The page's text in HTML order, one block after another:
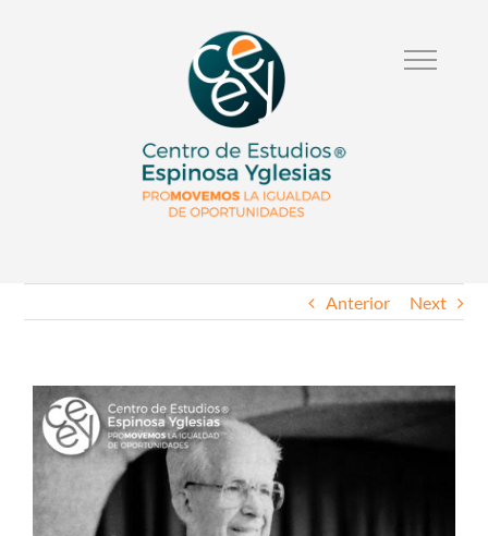
Anterior Next